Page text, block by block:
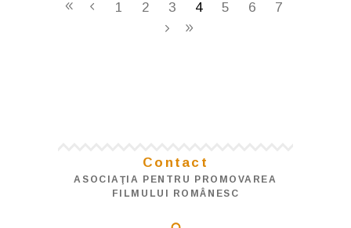
1 2 3 4 5 6 7
Contact
ASOCIAŢIA PENTRU PROMOVAREA
FILMULUI ROMÂNESC